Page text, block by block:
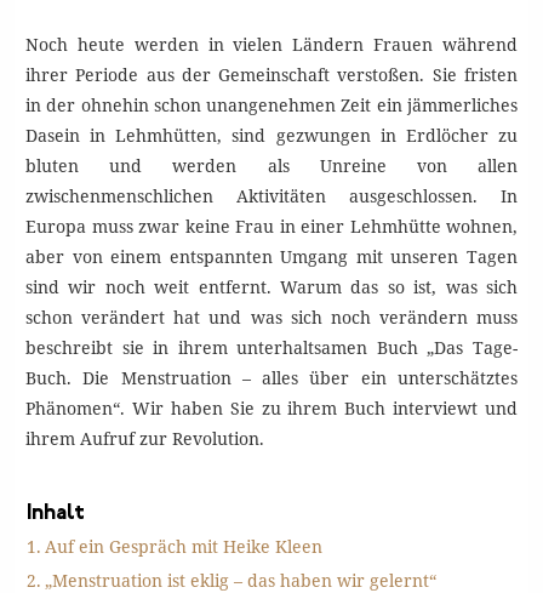
Noch heute werden in vielen Ländern Frauen während
ihrer Periode aus der Gemeinschaft verstoßen. Sie fristen
in der ohnehin schon unangenehmen Zeit ein jämmerliches
Dasein in Lehmhütten, sind gezwungen in Erdlöcher zu
bluten und werden als Unreine von allen
zwischenmenschlichen Aktivitäten ausgeschlossen. In
Europa muss zwar keine Frau in einer Lehmhütte wohnen,
aber von einem entspannten Umgang mit unseren Tagen
sind wir noch weit entfernt. Warum das so ist, was sich
schon verändert hat und was sich noch verändern muss
beschreibt sie in ihrem unterhaltsamen Buch „Das Tage-
Buch. Die Menstruation – alles über ein unterschätztes
Phänomen“. Wir haben Sie zu ihrem Buch interviewt und
ihrem Aufruf zur Revolution.
Inhalt
Auf ein Gespräch mit Heike Kleen
„Menstruation ist eklig – das haben wir gelernt“